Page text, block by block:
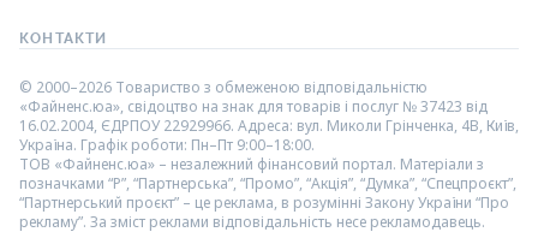
КОНТАКТИ
© 2000–2026 Товариство з обмеженою відповідальністю
«Файненс.юа», свідоцтво на знак для товарів і послуг № 37423 від
16.02.2004, ЄДРПОУ 22929966. Адреса: вул. Миколи Грінченка, 4В, Київ,
Україна. Графік роботи: Пн–Пт 9:00–18:00.
ТОВ «Файненс.юа» – незалежний фінансовий портал. Матеріали з
позначками “Р”, “Партнерська”, “Промо”, “Акція”, “Думка”, “Спецпроєкт”,
“Партнерський проєкт” – це реклама, в розумінні Закону України “Про
рекламу”. За зміст реклами відповідальність несе рекламодавець.